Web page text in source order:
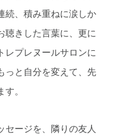
続、積み重ねに涙しか
聴きした言葉に、更に
レプレヌールサロンに
っと自分を変えて、先
。
セージを、隣りの友人